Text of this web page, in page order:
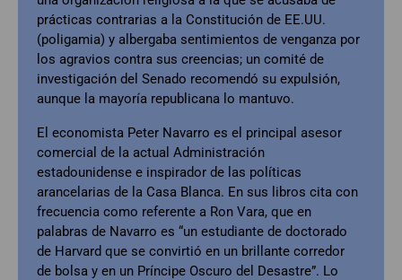
prácticas contrarias a la Constitución de EE.UU.
(poligamia) y albergaba sentimientos de venganza por
los agravios contra sus creencias; un comité de
investigación del Senado recomendó su expulsión,
aunque la mayoría republicana lo mantuvo.
El economista Peter Navarro es el principal asesor
comercial de la actual Administración
estadounidense e inspirador de las políticas
arancelarias de la Casa Blanca. En sus libros cita con
frecuencia como referente a Ron Vara, que en
palabras de Navarro es “un estudiante de doctorado
de Harvard que se convirtió en un brillante corredor
de bolsa y en un Príncipe Oscuro del Desastre”. Lo